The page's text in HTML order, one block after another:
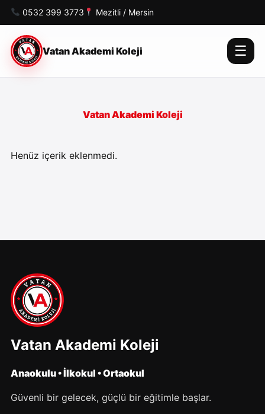
0532 399 3773 Mezitli / Mersin
Vatan Akademi Koleji ☰
Vatan Akademi Koleji
Henüz içerik eklenmedi.
Vatan Akademi Koleji
Anaokulu • İlkokul • Ortaokul
Güvenli bir gelecek, güçlü bir eğitimle başlar.